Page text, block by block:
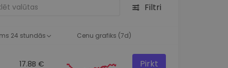
Filtri
24 stundās Cenu grafiks (7d)
17.8B € Pirkt